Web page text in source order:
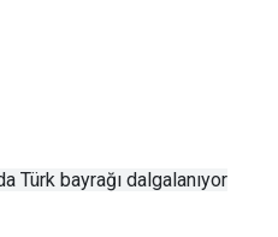
Türk bayrağı dalgalanıyor